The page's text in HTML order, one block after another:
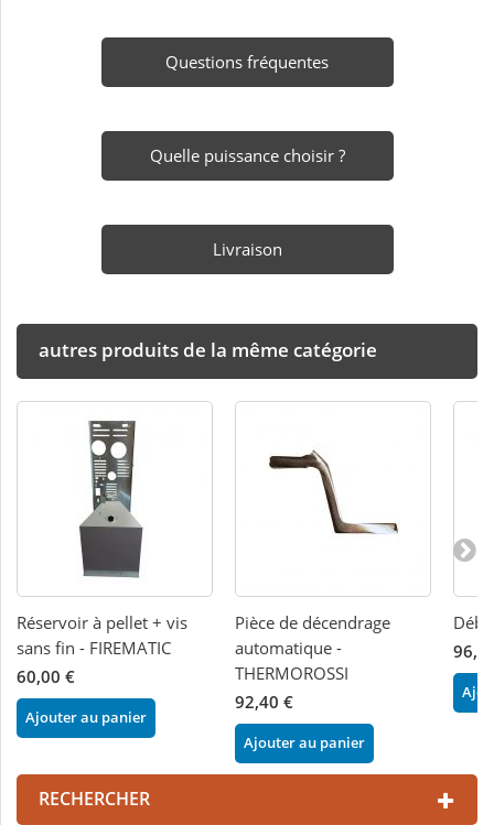
Questions fréquentes
Quelle puissance choisir ?
Livraison
autres produits de la même catégorie
Réservoir à pellet + vis
sans fin - FIREMATIC
60,00 €
Ajouter au panier
Pièce de décendrage
automatique -
THERMOROSSI
92,40 €
Ajouter au panier
RECHERCHER